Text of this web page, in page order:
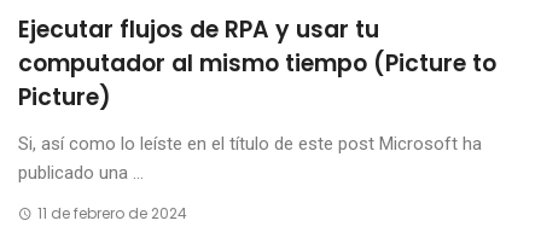
Ejecutar flujos de RPA y usar tu
computador al mismo tiempo (Picture to
Picture)
Si, así como lo leíste en el título de este post Microsoft ha
publicado una ...
11 de febrero de 2024